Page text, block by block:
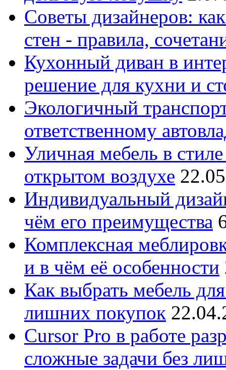
Советы дизайнеров:
стен - правила,
Кухонный диван в
решение для кухни и
Экологичный
ответственному
Уличная мебель в
открытом воздухе
Индивидуальный
чём его преимущества
Комплексная
и в чём её особенности
Как выбрать мебель
лишних покупок
Cursor Pro в работе
сложные задачи без